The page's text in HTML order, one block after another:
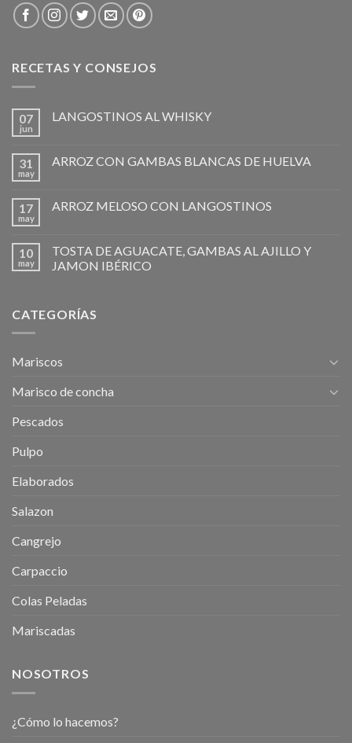
RECETAS Y CONSEJOS
07
jun
LANGOSTINOS AL WHISKY
31
may
ARROZ CON GAMBAS BLANCAS DE HUELVA
17
may
ARROZ MELOSO CON LANGOSTINOS
10
may
TOSTA DE AGUACATE, GAMBAS AL AJILLO Y
JAMON IBÉRICO
CATEGORÍAS
Mariscos
Marisco de concha
Pescados
Pulpo
Elaborados
Salazon
Cangrejo
Carpaccio
Colas Peladas
Mariscadas
NOSOTROS
¿Cómo lo hacemos?